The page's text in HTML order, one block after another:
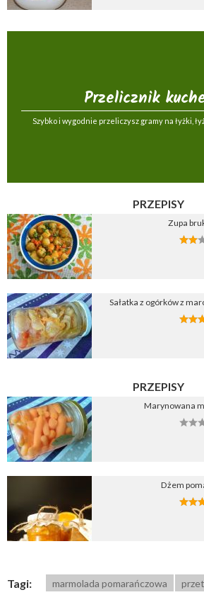
Przelicznik
Szybko i wygodnie przeliczysz gramy na łyżki,
PRZEPISY
Zupa
Sałatka z ogórków z
PRZEPISY
Marynowana
Dżem
Tagi: marmolada pomarańczowa